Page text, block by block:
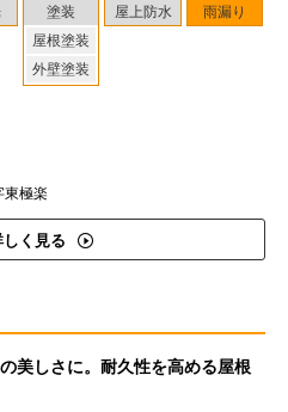
塗装
屋根塗装
外壁塗装
屋上防水 雨漏り
東極楽
しく見る
美しさに。耐久性を高める屋根